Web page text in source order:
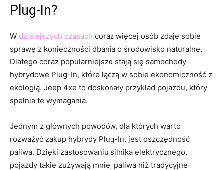
Plug-In?
W dzisiejszych czasach coraz⁤ więcej osób zdaje sobie⁢
sprawę z konieczności dbania o środowisko naturalne.
Dlatego coraz⁣ popularniejsze stają się⁣ samochody
hybrydowe Plug-In,‌ które łączą w sobie ekonomiczność z
⁢ekologią. Jeep 4xe to doskonały przykład pojazdu, który
spełnia te ‌wymagania.
Jednym z głównych‍ powodów,⁢ dla których warto
rozważyć zakup hybrydy Plug-In, jest ⁤oszczędność
paliwa. Dzięki zastosowaniu⁢ silnika elektrycznego,
pojazdy takie zużywają mniej paliwa niż tradycyjne